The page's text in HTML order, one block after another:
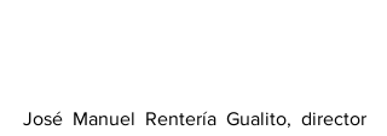
José Manuel Rentería Gualito, director